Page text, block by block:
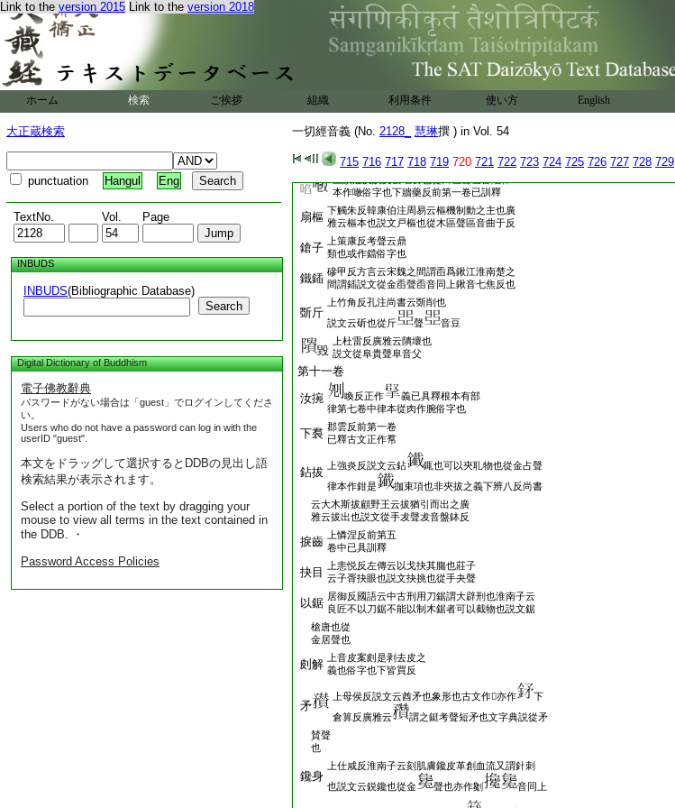
Link to the version 2015 Link to the version 2018
ホーム 検索 ご挨拶 組織 利用条件 使い方 English
大正蔵検索
punctuation Hangul Eng
TextNo. Vol. Page
INBUDS
INBUDS(Bibliographic Database)
Search
Digital Dictionary of Buddhism
電子佛教辭典
パスワードがない場合は「guest」でログインしてくださ
い。
Users who do not have a password can log in with the
userID "guest".
本文をドラッグして選択するとDDBの見出し語
検索結果が表示されます。
Select a portion of the text by dragging your
mouse to view all terms in the text contained in
the DDB. ・
Password Access Policies
一切經音義 (No. 2128_ 慧琳撰 ) in Vol. 54
715 716 717 718 719 720 721 722 723 724 725 726 727 728 729
此束聲亦作觜 束音雌四反喙音暉衞反
上掻老反下隨鋭反説文作彗云掃竹
也從又持
啇 音瑟臻反古文作曹
上擇庚反考聲作敝云撞也玉篇作
云剌也或作
敲云棖觸也文字典説從手長聲律本作
非也
鈕扂 下恬店反前第三卷已釋
甎垛 前第三卷已釋
啗
本作噉俗字也下牆藥反前第一卷已訓釋
扇樞 下觸朱反韓康伯注周易云樞機制動之主也廣
雅云樞本也説文戸樞也從木區聲區音曲于反
鎗子
上策康反考聲云鼎
類也或作鐺俗字也
鐵鍤 磣甲反方言云宋魏之間謂臿爲鍬江淮南楚之
間謂鍤説文從金臿聲臿音同上鍬音七焦反也
斲斤
上竹角反孔注尚書云斲削也
説文云斫也從斤
聲 音豆
毀
上杜雷反廣雅云隤壞也
説文從阜貴聲阜音父
第十一卷
汝捥
喚反正作
義已具釋根本有部
律第七卷中律本從肉作腕俗字也
下裠 郡雲反前第一卷
已釋古文正作帬
鉆拔 上強炎反説文云鉆
銸也可以夾耴物也從金占聲
律本作鉗是
拁束項也非夾拔之義下辨八反尚書
云大木斯拔顧野王云拔猶引而出之廣
雅云拔出也説文從手犮聲犮音盤鉢反
捩齒
上憐涅反前第五
卷中已具訓釋
抉目
上恚悦反左傳云以戈抉其膓也莊子
云子胥抉眼也説文抉挑也從手夬聲
以鋸 居御反國語云中古刑用刀鋸謂大辟刑也淮南子云
良匠不以刀鋸不能以制木鋸者可以截物也説文鋸
槍唐也從
金居聲也
㓟解
上音皮案㓟是剥去皮之
義也俗字也下皆買反
矛
上母侯反説文云酋矛也象形也古文作𢦵亦作
下
倉算反廣雅云
謂之鋌考聲短矛也文字典説從矛
賛聲
也
鑱身
上仕咸反淮南子云刻肌膚鑱皮革創血流又謂針刺
也説文云鋭鑱也從金
聲也亦作劖 音同上